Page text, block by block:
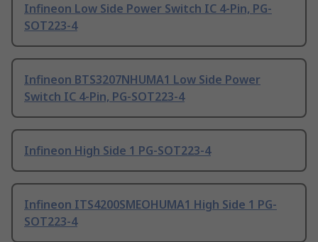
Infineon Low Side Power Switch IC 4-Pin, PG-
SOT223-4
Infineon BTS3207NHUMA1 Low Side Power
Switch IC 4-Pin, PG-SOT223-4
Infineon High Side 1 PG-SOT223-4
Infineon ITS4200SMEOHUMA1 High Side 1 PG-
SOT223-4